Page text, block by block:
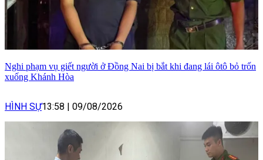
Nghi phạm vụ giết người ở Đồng Nai bị bắt khi đang lái ôtô bỏ trốn
xuống Khánh Hòa
HÌNH SỰ13:58 09/08/2026